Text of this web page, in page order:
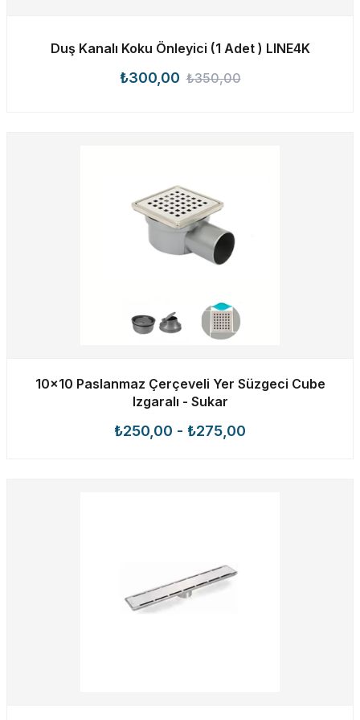
Duş Kanalı Koku Önleyici (1 Adet ) LINE4K
₺300,00 ₺350,00
10x10 Paslanmaz Çerçeveli Yer Süzgeci Cube
Izgaralı - Sukar
₺250,00 - ₺275,00